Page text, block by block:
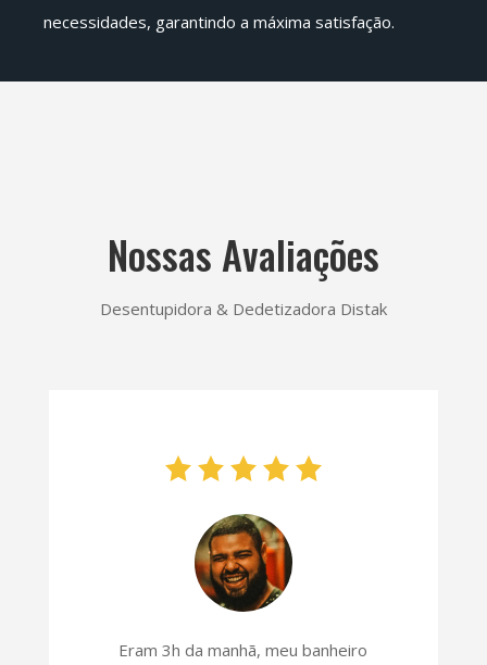
necessidades, garantindo a máxima satisfação.
Nossas Avaliações
Desentupidora & Dedetizadora Distak
Eram 3h da manhã, meu banheiro